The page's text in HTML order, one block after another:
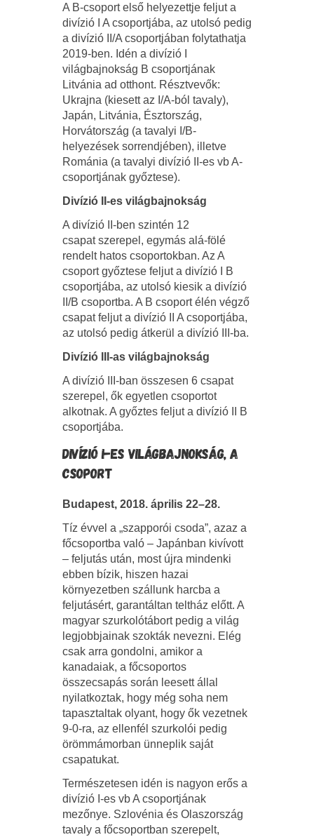
A B-csoport első helyezettje feljut a
divízió I A csoportjába, az utolsó pedig
a divízió II/A csoportjában folytathatja
2019-ben. Idén a divízió I
világbajnokság B csoportjának
Litvánia ad otthont. Résztvevők:
Ukrajna (kiesett az I/A-ból tavaly),
Japán, Litvánia, Észtország,
Horvátország (a tavalyi I/B-
helyezések sorrendjében), illetve
Románia (a tavalyi divízió II-es vb A-
csoportjának győztese).
Divízió II-es világbajnokság
A divízió II-ben szintén 12
csapat szerepel, egymás alá-fölé
rendelt hatos csoportokban. Az A
csoport győztese feljut a divízió I B
csoportjába, az utolsó kiesik a divízió
II/B csoportba. A B csoport élén végző
csapat feljut a divízió II A csoportjába,
az utolsó pedig átkerül a divízió III-ba.
Divízió III-as világbajnokság
A divízió III-ban összesen 6 csapat
szerepel, ők egyetlen csoportot
alkotnak. A győztes feljut a divízió II B
csoportjába.
DIVÍZIÓ I-ES VILÁGBAJNOKSÁG, A
CSOPORT
Budapest, 2018. április 22–28.
Tíz évvel a „szapporói csoda”, azaz a
főcsoportba való – Japánban kivívott
– feljutás után, most újra mindenki
ebben bízik, hiszen hazai
környezetben szállunk harcba a
feljutásért, garantáltan teltház előtt. A
magyar szurkolótábort pedig a világ
legjobbjainak szokták nevezni. Elég
csak arra gondolni, amikor a
kanadaiak, a főcsoportos
összecsapás során leesett állal
nyilatkoztak, hogy még soha nem
tapasztaltak olyant, hogy ők vezetnek
9-0-ra, az ellenfél szurkolói pedig
örömmámorban ünneplik saját
csapatukat.
Természetesen idén is nagyon erős a
divízió I-es vb A csoportjának
mezőnye. Szlovénia és Olaszország
tavaly a főcsoportban szerepelt,